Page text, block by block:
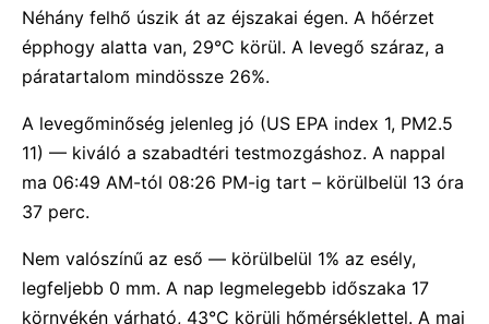
Néhány felhő úszik át az éjszakai égen. A hőérzet
épphogy alatta van, 29°C körül. A levegő száraz, a
páratartalom mindössze 26%.
A levegőminőség jelenleg jó (US EPA index 1, PM2.5
11) — kiváló a szabadtéri testmozgáshoz. A nappal
ma 06:49 AM-tól 08:26 PM-ig tart – körülbelül 13 óra
37 perc.
Nem valószínű az eső — körülbelül 1% az esély,
legfeljebb 0 mm. A nap legmelegebb időszaka 17
környékén várható, 43°C körüli hőmérséklettel. A mai